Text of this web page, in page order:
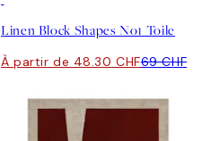
Linen Block Shapes No1 Toile
À partir de 48.30 CHF69 CHF